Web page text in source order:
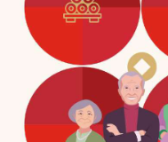
9
traiteur